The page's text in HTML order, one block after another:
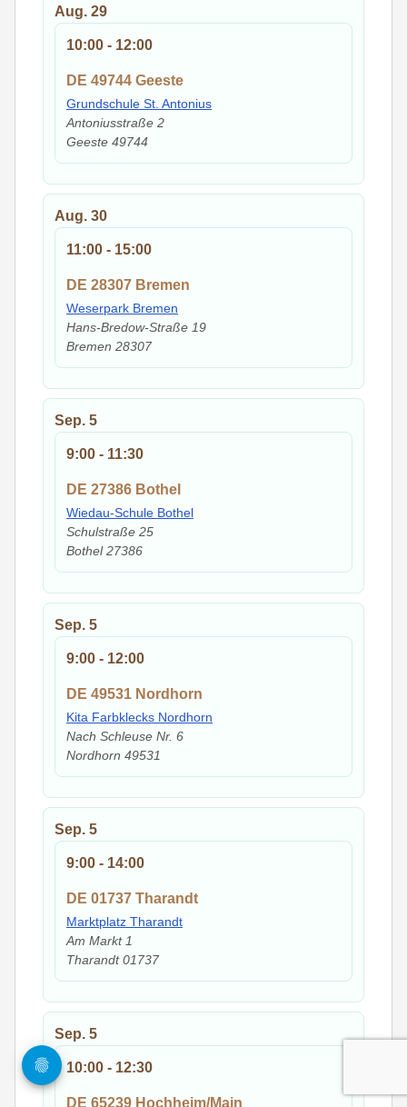
Aug. 29
10:00 - 12:00
DE 49744 Geeste
Grundschule St. Antonius
Antoniusstraße 2
Geeste 49744
Aug. 30
11:00 - 15:00
DE 28307 Bremen
Weserpark Bremen
Hans-Bredow-Straße 19
Bremen 28307
Sep. 5
9:00 - 11:30
DE 27386 Bothel
Wiedau-Schule Bothel
Schulstraße 25
Bothel27386
Sep. 5
9:00 - 12:00
DE 49531 Nordhorn
Kita Farbklecks Nordhorn
Nach Schleuse Nr. 6
Nordhorn 49531
Sep. 5
9:00 - 14:00
DE 01737 Tharandt
Marktplatz Tharandt
Am Markt 1
Tharandt01737
Sep. 5
10:00 - 12:30
DE 65239 Hochheim/Main